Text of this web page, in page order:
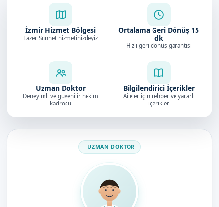
İzmir Hizmet Bölgesi
Lazer Sünnet hizmetinizdeyiz
Ortalama Geri Dönüş 15
dk
Hızlı geri dönüş garantisi
Uzman Doktor
Deneyimli ve güvenilir hekim
kadrosu
Bilgilendirici İçerikler
Aileler için rehber ve yararlı
içerikler
Doktorumuz